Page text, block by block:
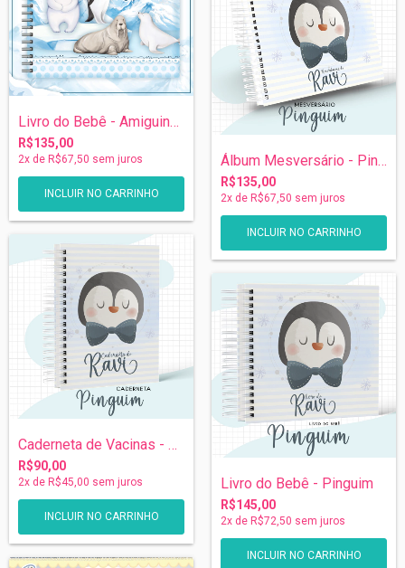
Livro do Bebê - Amiguinhos do Gelo
R$135,00
2x de R$67,50 sem juros Álbum Mesversário - Pinguim
R$135,00
2x de R$67,50 sem juros
Caderneta de Vacinas - Pinguim
R$90,00
2x de R$45,00 sem juros Livro do Bebê - Pinguim
R$145,00
2x de R$72,50 sem juros